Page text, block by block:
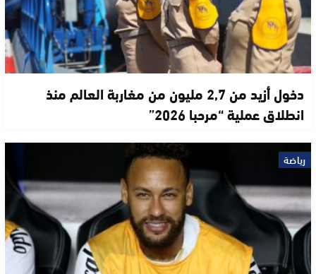
دخول أزيد من 2,7 مليون من مغاربة العالم منذ
انطلاق عملية “مرحبا 2026”
رياضة